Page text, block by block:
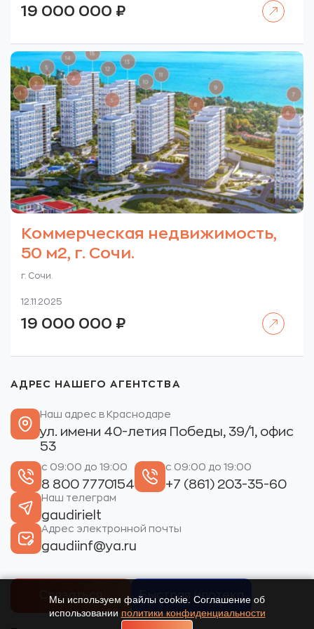
19 000 000 ₽
Коммерческая недвижимость,
50 м2, г. Сочи.
г. Сочи.
12.11.2025
19 000 000 ₽
АДРЕС НАШЕГО АГЕНТСТВА
Наш адрес в Краснодаре
ул. имени 40-летия Победы, 39/1, офис
53
с 09:00 до 19:00
8 800 7770154
с 09:00 до 19:00
+7 (861) 203-35-60
Наш телеграм
gaudirielt
Адрес электронной почты
gaudiinf@ya.ru
Связаться Быстрая ипотека
Мы используем файлы cookie. Соглашение об
использовании политики конфиденциальности